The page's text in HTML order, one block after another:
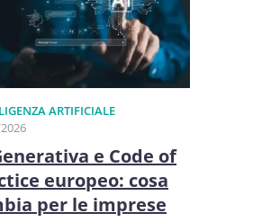
ARTIFICIALE
e Code of
europeo: cosa
per le imprese